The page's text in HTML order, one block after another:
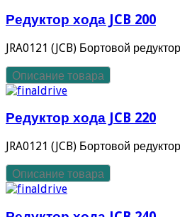
Редуктор хода JCB 200
JRA0121 (JCB) Бортовой
Описание товара
Редуктор хода JCB 220
JRA0121 (JCB) Бортовой
Описание товара